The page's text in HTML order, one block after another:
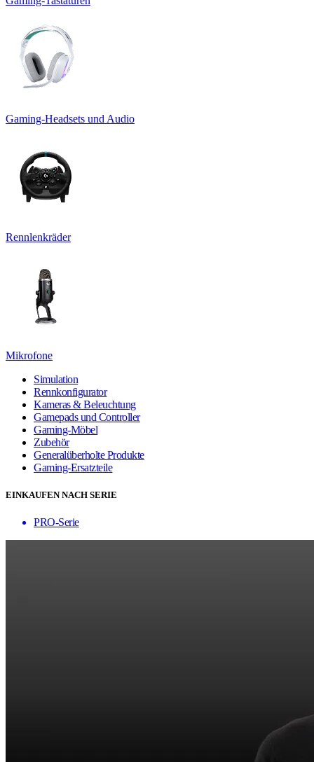
Gaming-Headsets und Audio
Rennlenkräder
Mikrofone
Simulation
Rennkonfigurator
Kameras & Beleuchtung
Gamepads und Controller
Gaming-Möbel
Zubehör
Generalüberholte Produkte
Gaming-Ersatzteile
EINKAUFEN NACH SERIE
PRO-Serie